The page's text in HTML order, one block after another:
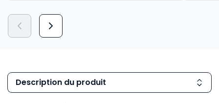
Description du produit